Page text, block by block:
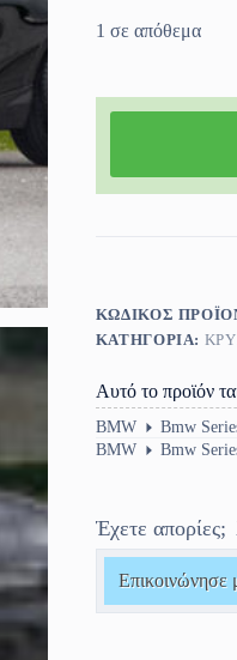
1 σε απόθεμα
ΚΩΔΙΚΌΣ
ΚΑΤΗΓΟΡΊΑ:
Αυτό το προϊόν
BMW Bmw
BMW
Bmw
Έχετε απορίες;
Επικοινώνησε